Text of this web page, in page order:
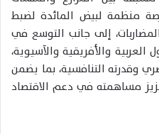
منظمة لبيض المائدة لضبط
إلى جانب التوسع في
والأفريقية والآسيوية،
وقدرته التنافسية، بما يضمن
مساهمته في دعم الاقتصاد